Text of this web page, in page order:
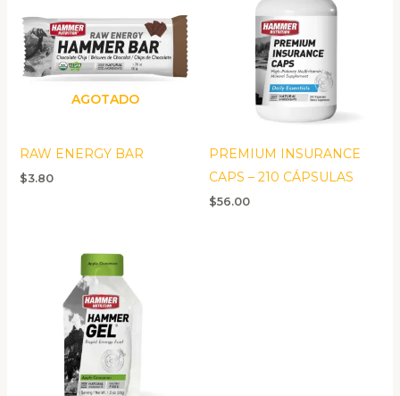
AGOTADO
RAW ENERGY BAR
$3.80
PREMIUM INSURANCE
CAPS – 210 CÁPSULAS
$56.00